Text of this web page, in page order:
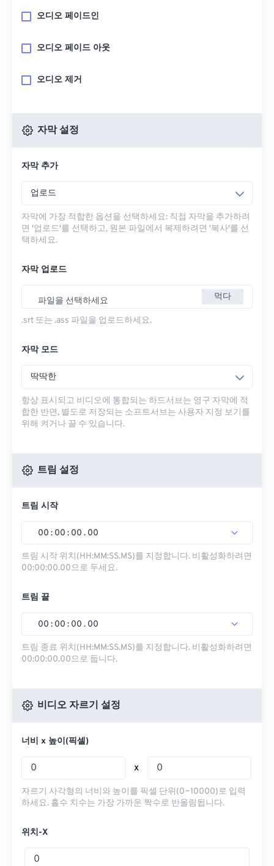
오디오 페이드인
오디오 페이드 아웃
오디오 제거
자막 설정
자막 추가
업로드
자막에 가장 적합한 옵션을 선택하세요: 직접 자막을 추가하려
면 '업로드'를 선택하고, 원본 파일에서 복제하려면 '복사'를 선
택하세요.
자막 업로드
파일을 선택하세요 먹다
.srt 또는 .ass 파일을 업로드하세요.
자막 모드
딱딱한
항상 표시되고 비디오에 통합되는 하드서브는 영구 자막에 적
합한 반면, 별도로 저장되는 소프트서브는 사용자 지정 보기를
위해 켜거나 끌 수 있습니다.
트림 설정
트림 시작
00 : 00 : 00 . 00
트림 시작 위치(HH:MM:SS.MS)를 지정합니다. 비활성화하려면
00:00:00.00으로 두세요.
트림 끝
00 : 00 : 00 . 00
트림 종료 위치(HH:MM:SS.MS)를 지정합니다. 비활성화하려면
00:00:00.00으로 둡니다.
비디오 자르기 설정
너비 x 높이(픽셀)
x
자르기 사각형의 너비와 높이를 픽셀 단위(0~10000)로 입력
하세요. 홀수 치수는 가장 가까운 짝수로 반올림됩니다.
위치-X